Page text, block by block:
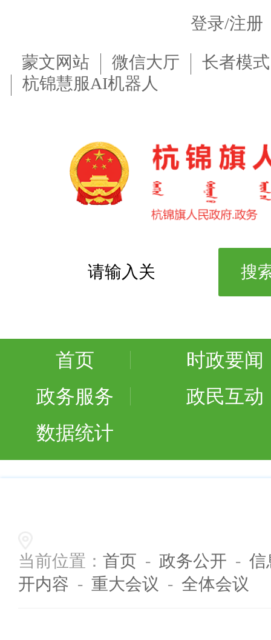
登录/注册
蒙文网站 微信大厅
长者模式
杭锦慧服AI机器人
首页
时政要闻
政务服务
政民互动
数据统计
当前位置： 首页 - 政务公开 - 信
开内容 - 重大会议 - 全体会议